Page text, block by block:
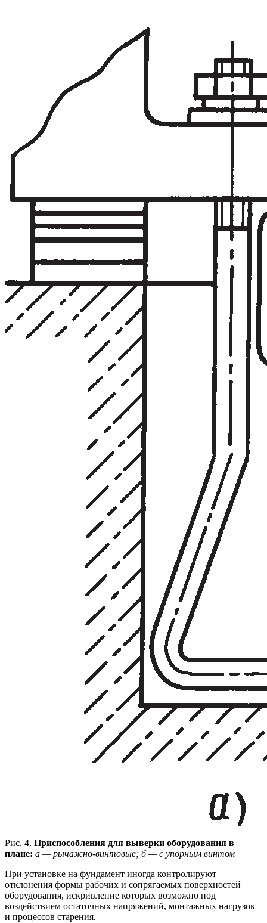
Рис. 4. Приспособления для выверки оборудования в
плане: а — рычажно-винтовые; б — с упорным винтом
При установке на фундамент иногда контролируют
отклонения формы рабочих и сопрягаемых поверхностей
оборудования, искривление которых возможно под
воздействием остаточных напряжений, монтажных нагрузок
и процессов старения.